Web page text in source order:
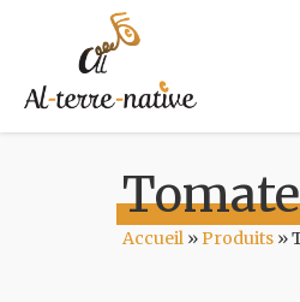
Accueil »Produits »